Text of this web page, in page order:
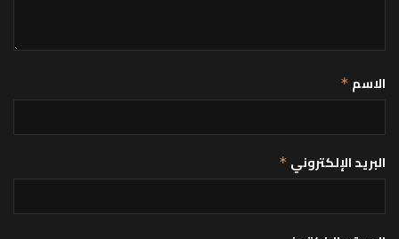
الاسم *
البريد الإلكتروني *